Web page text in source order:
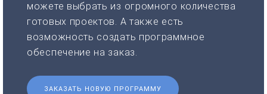
можете выбрать из огромного количества
готовых проектов. А также есть
возможность создать программное
обеспечение на заказ.
ЗАКАЗАТЬ НОВУЮ ПРОГРАММУ